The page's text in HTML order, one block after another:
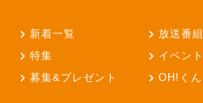
新着一覧 放送番組
特集
イベント
募集&プレゼント
OH!くん